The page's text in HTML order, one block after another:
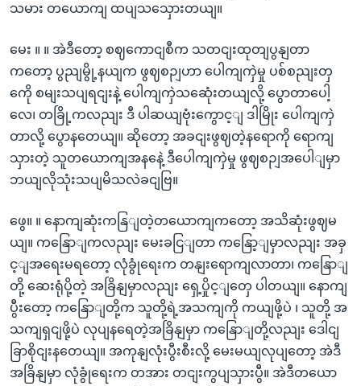
သမား တယောကျ ထပျသသှေားတယျ။
မေး ။ ။ အဲဒီတော့ စဈကောငျစီက သတငျးထုတျပွနျတာ
ကတော့ ပွညျမွို့နယျက ဖွဈစဉျဟာ ပေါကျကှဲမှု ပစ်စညျးတှ
ကေို စမျးသပျရငျးနဲ့ ပေါကျကှဲသဆေုံးတယျလို့ ပွောတာပေါ့
လေ၊ တခြို့ကလညျး ဒီ ပါဆယျဗုံးကွောင့ျ ဒါမြိုး ပေါကျကှဲ
တာလို့ ပွောနတေယျ။ ဆိုတော့ အခငျးဖွဈတဲ့နရောကို ရောကျ
သှားတဲ့ သူတယောကျအနနေဲ့ ဒီပေါကျကှဲမှု ဖွဈစဉျအပေါျမှာ
ဘယျလိုသုံးသပျမိသလဲခငျဗြ။
ဖွေ။ ။ နောကျဆုံးကနြျတဲ့တယောကျကတော့ အသိဆုံးဖွဈမ
ယျ။ ကနြောျကလညျး မေးခငြျတာ ကနြော့ျမှာလညျး အခှ
င့ျအရေးမရတော့ လုံခွုံရေးက တနျးရောကျလာတာ၊ ကနြောျ
တို့ ဆေးရုံပို့တဲ့ အခြိနျမှာလညျး ရှေ့ပှိုင့ျတှေ ပါတယျ။ နောကျ
ပွီးတော့ ကနြောျတို့က သူတို့ရဲ့အသကျကို ကယျဖို့ပဲ ၊ သူတို့ အ
သကျရှငျဖို့ပဲ လုပျနရေတဲ့အခြိနျမှာ ကနြောျတို့လညျး ဒေါငျ
ခြာစိုငျးနတေယျ။ အကုနျလုံးပွီးစီးလို့ မေးမယျလုပျတော့ အဲဒီ
အခြိနျမှာ လုံခွုံရေးက တအား တငျးကွပျသှားပွီ။ အဲဒီတယော